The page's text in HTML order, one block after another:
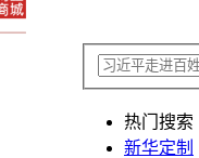
热门搜索
新华定制